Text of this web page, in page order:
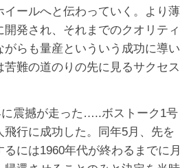
イールへと伝わっていく。より薄
開発され、それまでのクオリティ
がらも量産といういう成功に導い
難の道のりの先に見るサクセス
に震撼が走った…..ボストーク1号
行に成功した。同年5月、先を
には1960年代が終わるまでに月